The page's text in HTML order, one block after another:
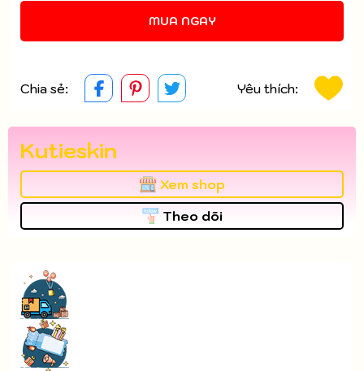
MUA NGAY
Chia sẻ: Yêu thích:
Kutieskin
Xem shop
Theo dõi